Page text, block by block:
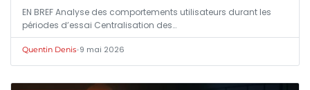
EN BREF Analyse des comportements utilisateurs durant les
périodes d’essai Centralisation des…
Quentin Denis•9 mai 2026